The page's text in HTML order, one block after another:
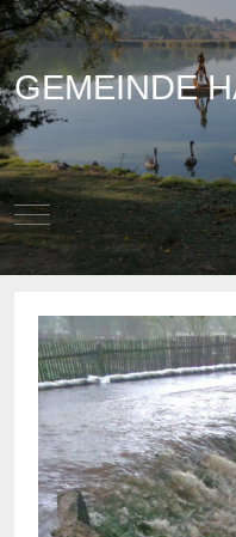
GEMEINDE
Mobile Menu Toggle